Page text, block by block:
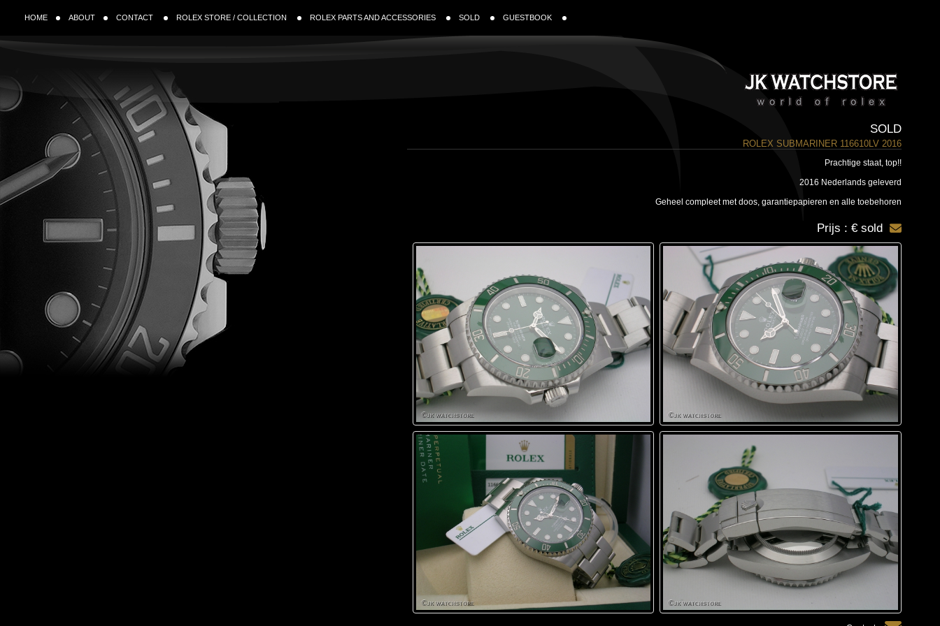
HOME ABOUT CONTACT ROLEX STORE / COLLECTION ROLEX PARTS AND ACCESSORIES SOLD GUESTBOOK
SOLD
ROLEX SUBMARINER 116610LV 2016
Prachtige staat, top!!
2016 Nederlands geleverd
Geheel compleet met doos, garantiepapieren en alle toebehoren
Prijs : € sold